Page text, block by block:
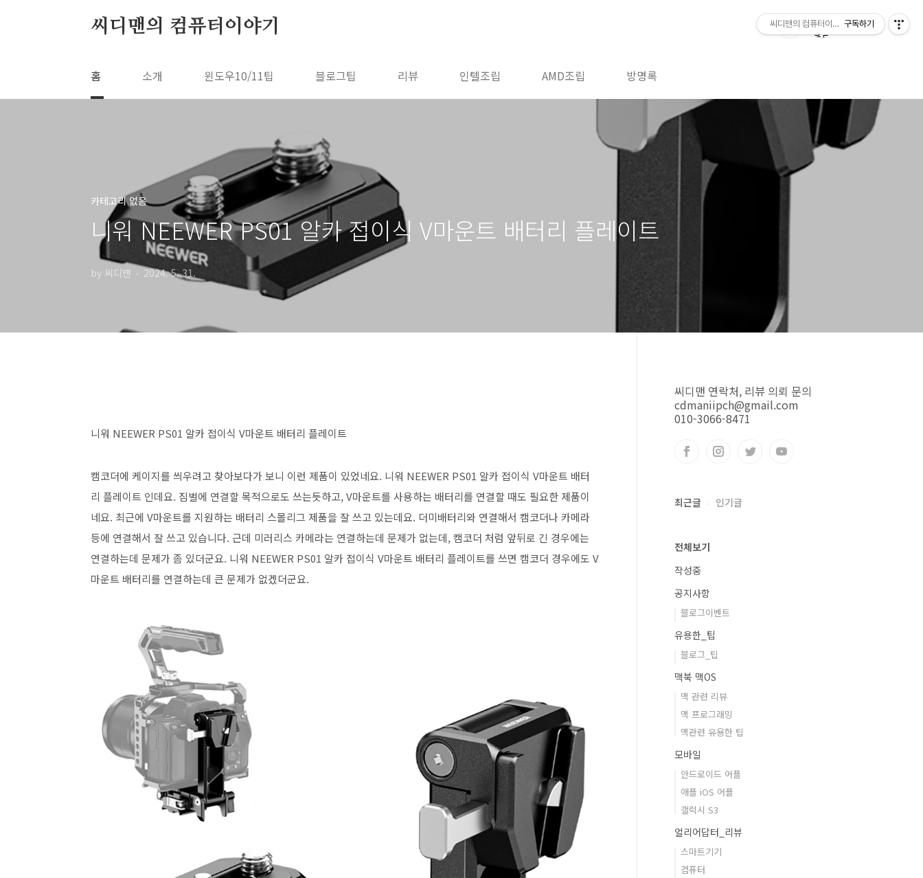
씨디맨의 컴퓨터이야기
홈 소개 윈도우10/11팁 블로그팁 리뷰 인텔조립 AMD조립 방명록
카테고리 없음
니워 NEEWER PS01 알카 접이식 V마운트 배터리 플레이트
by 씨디맨 2024. 5. 31.
니워 NEEWER PS01 알카 접이식 V마운트 배터리 플레이트
캠코더에 케이지를 씌우려고 찾아보다가 보니 이런 제품이 있었네요. 니워 NEEWER PS01 알카 접이식 V마운트 배터
리 플레이트 인데요. 짐벌에 연결할 목적으로도 쓰는듯하고, V마운트를 사용하는 배터리를 연결할 때도 필요한 제품이
네요. 최근에 V마운트를 지원하는 배터리 스몰리그 제품을 잘 쓰고 있는데요. 더미배터리와 연결해서 캠코더나 카메라
등에 연결해서 잘 쓰고 있습니다. 근데 미러리스 카메라는 연결하는데 문제가 없는데, 캠코더 처럼 앞뒤로 긴 경우에는
연결하는데 문제가 좀 있더군요. 니워 NEEWER PS01 알카 접이식 V마운트 배터리 플레이트를 쓰면 캠코더 경우에도 V
마운트 배터리를 연결하는데 큰 문제가 없겠더군요.
씨디맨 연락처, 리뷰 의뢰 문의
cdmaniipch@gmail.com
010-3066-8471
최근글 인기글
전체보기
작성중
공지사항
블로그이벤트
유용한_팁
블로그_팁
맥북 맥OS
맥 관련 리뷰
맥 프로그래밍
맥관련 유용한 팁
모바일
안드로이드 어플
애플 iOS 어플
갤럭시 S3
얼리어답터_리뷰
스마트기기
컴퓨터
씨디맨의 컴퓨터이야기구독하기